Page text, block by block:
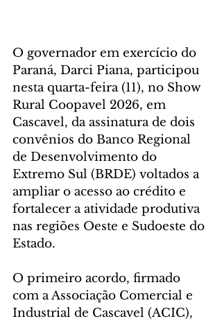
O governador em exercício do
Paraná, Darci Piana, participou
nesta quarta-feira (11), no Show
Rural Coopavel 2026, em
Cascavel, da assinatura de dois
convênios do Banco Regional
de Desenvolvimento do
Extremo Sul (BRDE) voltados a
ampliar o acesso ao crédito e
fortalecer a atividade produtiva
nas regiões Oeste e Sudoeste do
Estado.
O primeiro acordo, firmado
com a Associação Comercial e
Industrial de Cascavel (ACIC),